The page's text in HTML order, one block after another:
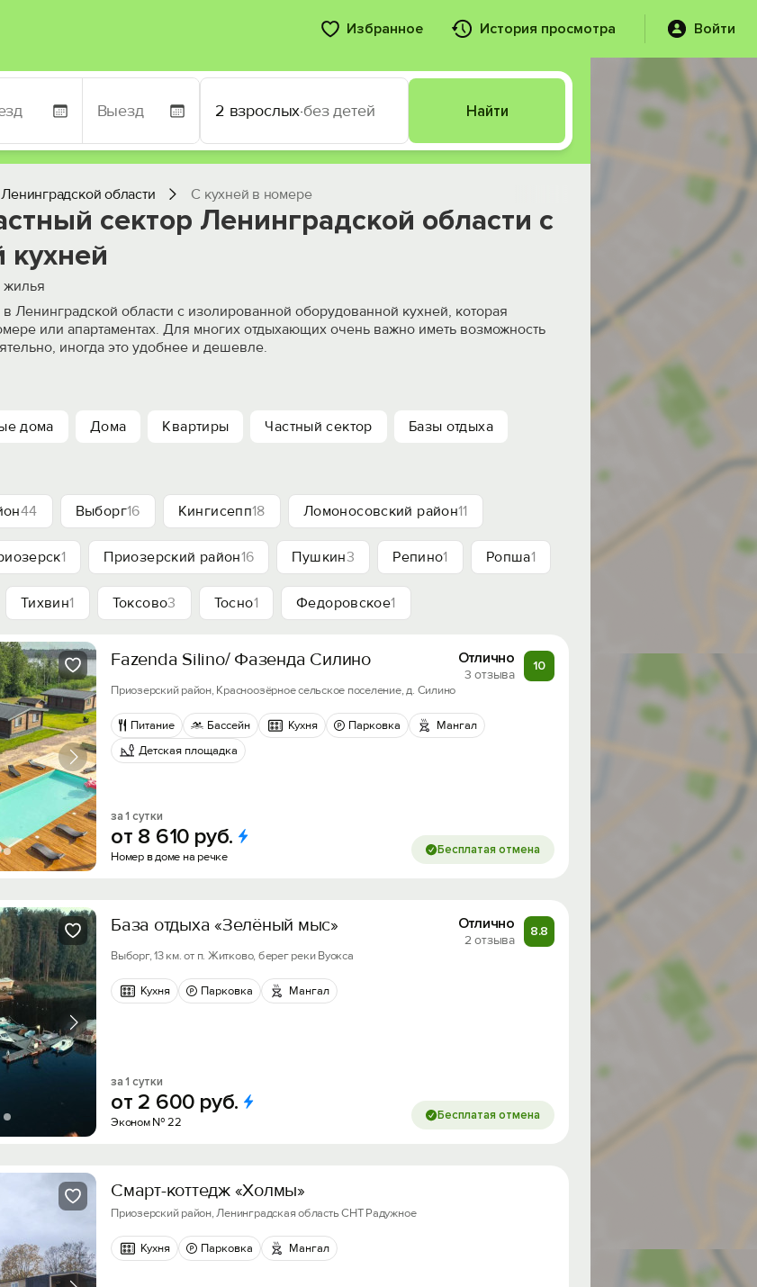
Избранное История просмотра Войти
2 взрослых·без детей Найти
области С кухней в номере
сектор Ленинградской области с
кухней
жилья
Ленинградской области с изолированной оборудованной кухней, которая
или апартаментах. Для многих отдыхающих очень важно иметь возможность
иногда это удобнее и дешевле.
дома Дома Квартиры Частный сектор Базы отдыха
44 Выборг16 Кингисепп18 Ломоносовский район11
1 Приозерский район16 Пушкин3 Репино1 Ропша1
Тихвин1 Токсово3 Тосно1 Федоровское1
Fazenda Silino/ Фазенда Силино Отлично
3 отзыва
10
Приозерский район, Красноозёрное сельское поселение, д. Силино
Питание Бассейн Кухня Парковка
Мангал
Детская площадка
за 1 сутки
от 8 610 руб.
Номер в доме на речке Бесплатая отмена
База отдыха «Зелёный мыс» Отлично
2 отзыва
8.8
Выборг, 13 км. от п. Житково, берег реки Вуокса
Кухня Парковка Мангал
за 1 сутки
от 2 600 руб.
Эконом № 22 Бесплатая отмена
Смарт-коттедж «Холмы»
Приозерский район, Ленинградская область СНТ Радужное
Кухня Парковка Мангал